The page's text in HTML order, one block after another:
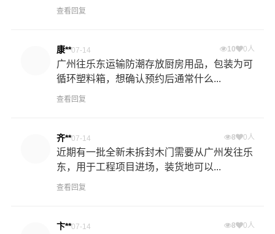
查看回复
康**07-14 10 0人
广州往乐东运输防潮存放厨房用品，包装为可
循环塑料箱，想确认预约后通常什么...
查看回复
齐**07-14 8 0人
近期有一批全新未拆封木门需要从广州发往乐
东，用于工程项目进场，装货地可以...
查看回复
卞**07-14 8 0人